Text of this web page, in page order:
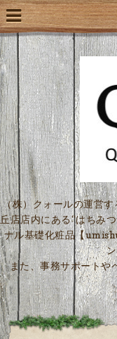
（株）クォールの運営
丘店店内にある“はちみ
ナル基礎化粧品【
また、事務サポートや